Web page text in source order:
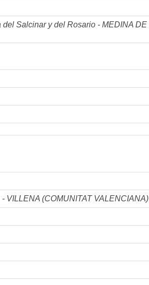
Salcinar y del Rosario - MEDINA DE
VILLENA (COMUNITAT VALENCIANA)